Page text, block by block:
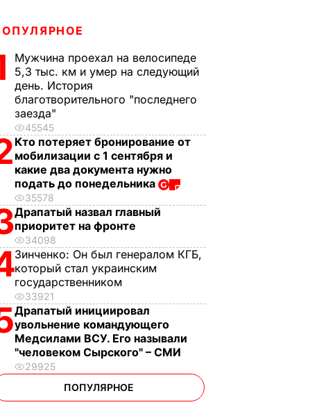
Мужчина проехал на велосипеде
5,3 тыс. км и умер на следующий
день. История
благотворительного "последнего
заезда"
45545
Кто потеряет бронирование от
мобилизации с 1 сентября и
какие два документа нужно
подать до понедельника
35578
Драпатый назвал главный
приоритет на фронте
34098
Зинченко: Он был генералом КГБ,
который стал украинским
государственником
33921
Драпатый инициировал
увольнение командующего
Медсилами ВСУ. Его называли
"человеком Сырского" – СМИ
29925
ПОПУЛЯРНОЕ